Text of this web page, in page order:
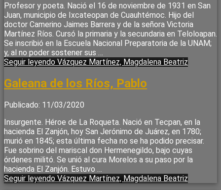
Profesor y poeta. Nació el 16 de noviembre de 1931 en San
Juan, municipio de Ixcateopan de Cuauhtémoc. Hijo del
doctor Camerino Jaimes Barrera y de la señora Victoria
Martínez Ríos. Cursó la primaria y la secundaria en Teloloapan.
Se inscribió en la Escuela Nacional Preparatoria de la UNAM;
y, al no poder sostener sus …
Seguir leyendo Vázquez Martínez, Magdalena Beatriz
Galeana de los Ríos, Pablo
Publicado: 11/03/2020
Insurgente. Héroe de La Roqueta. Nació en Tecpan, en la
hacienda El Zanjón, hoy San Jerónimo de Juárez, en 1780;
murió en 1845; esta última fecha no se ha podido precisar.
Fue sobrino del mariscal don Hermenegildo, bajo cuyas
órdenes militó. Se unió al cura Morelos a su paso por la
hacienda El Zanjón. Estuvo …
Seguir leyendo Vázquez Martínez, Magdalena Beatriz